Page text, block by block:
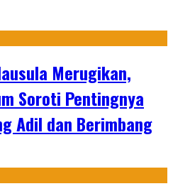
Merugikan,
Soroti Pentingnya
Adil dan Berimbang